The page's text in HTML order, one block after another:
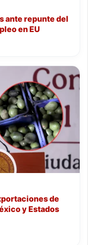
ante repunte del
en EU
de
y Estados